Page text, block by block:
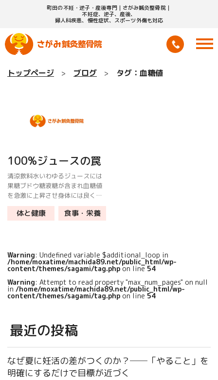
町田の不妊・逆子・産後専門｜さがみ鍼灸整骨院｜
不妊症、逆子、産後、
婦人科疾患、慢性症状、スポーツ外傷も対応
トップページ ブログ タグ：血糖値
100%ジュースの罠
清涼飲料水いわゆるジュースには
果糖ブドウ糖液糖が含まれ血糖値
を急激に上昇させ身体には良くあ
りません。 100%ジュースなら身
体に良いだろうと考える人もいま
体と健康 食事・栄養
Warning: Undefined variable $additional_loop in
/home/moxatime/machida89.net/public_html/wp-
content/themes/sagami/tag.php on line 54
Warning: Attempt to read property "max_num_pages" on null
in /home/moxatime/machida89.net/public_html/wp-
content/themes/sagami/tag.php on line 54
最近の投稿
なぜ夏に妊活の差がつくのか？──「やること」を
明確にするだけで目標が近づく